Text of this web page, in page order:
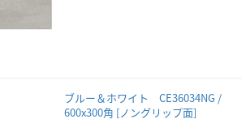
ブルー＆ホワイト CE36034NG /
600x300角 [ノングリップ面]